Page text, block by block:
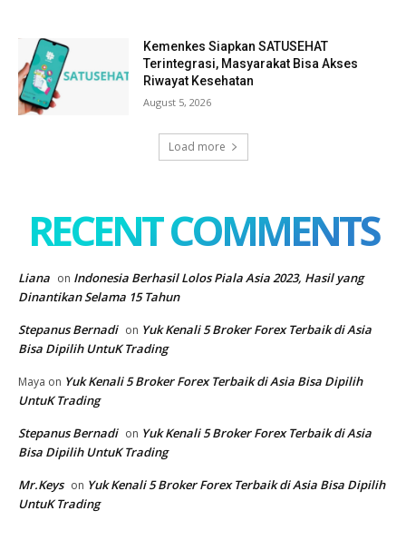
Kemenkes Siapkan SATUSEHAT
Terintegrasi, Masyarakat Bisa Akses
Riwayat Kesehatan
August 5, 2026
Load more
RECENT COMMENTS
Liana on Indonesia Berhasil Lolos Piala Asia 2023, Hasil yang
Dinantikan Selama 15 Tahun
Stepanus Bernadi on Yuk Kenali 5 Broker Forex Terbaik di Asia
Bisa Dipilih UntuK Trading
Maya on Yuk Kenali 5 Broker Forex Terbaik di Asia Bisa Dipilih
UntuK Trading
Stepanus Bernadi on Yuk Kenali 5 Broker Forex Terbaik di Asia
Bisa Dipilih UntuK Trading
Mr.Keys on Yuk Kenali 5 Broker Forex Terbaik di Asia Bisa Dipilih
UntuK Trading